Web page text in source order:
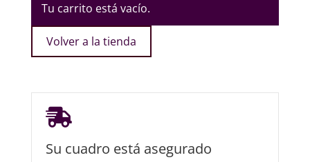
Tu carrito está vacío.
Volver a la tienda

Su cuadro está asegurado